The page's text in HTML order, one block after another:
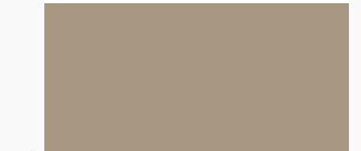
spomínať a zväžujeme repete budúci rok : ...